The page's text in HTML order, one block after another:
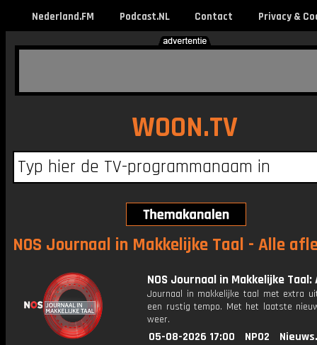
Nederland.FM Podcast.NL Contact Privacy &
WOON.TV
NOS Journaal in Makkelijke Taal - Alle
NOS Journaal in Makkelijke Taal:
Journaal in makkelijke taal met extra
een rustig tempo. Met het laatste
weer.
05-08-2026 17:00 NPO2